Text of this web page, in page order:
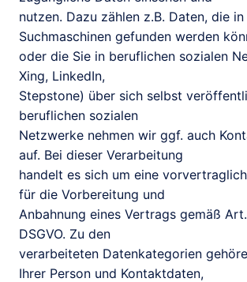
nutzen. Dazu zählen z.B. Daten, die in
Suchmaschinen gefunden werden
oder die Sie in beruflichen sozialen
Xing, LinkedIn,
Stepstone) über sich selbst
beruflichen sozialen
Netzwerke nehmen wir ggf. auch
auf. Bei dieser Verarbeitung
handelt es sich um eine
für die Vorbereitung und
Anbahnung eines Vertrags gemäß
DSGVO. Zu den
verarbeiteten Datenkategorien
Ihrer Person und Kontaktdaten,